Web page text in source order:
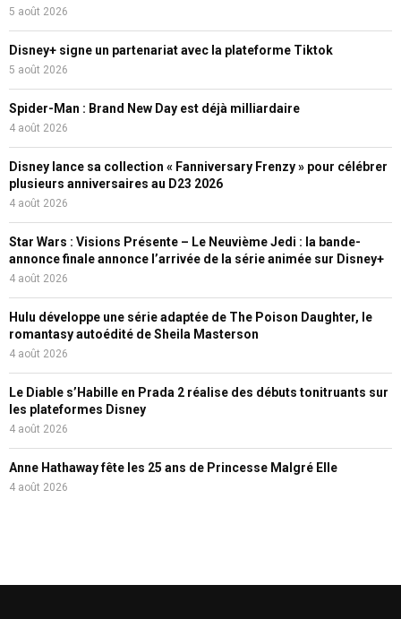
5 août 2026
Disney+ signe un partenariat avec la plateforme Tiktok
5 août 2026
Spider-Man : Brand New Day est déjà milliardaire
4 août 2026
Disney lance sa collection « Fanniversary Frenzy » pour célébrer
plusieurs anniversaires au D23 2026
4 août 2026
Star Wars : Visions Présente – Le Neuvième Jedi : la bande-
annonce finale annonce l’arrivée de la série animée sur Disney+
4 août 2026
Hulu développe une série adaptée de The Poison Daughter, le
romantasy autoédité de Sheila Masterson
4 août 2026
Le Diable s’Habille en Prada 2 réalise des débuts tonitruants sur
les plateformes Disney
4 août 2026
Anne Hathaway fête les 25 ans de Princesse Malgré Elle
4 août 2026